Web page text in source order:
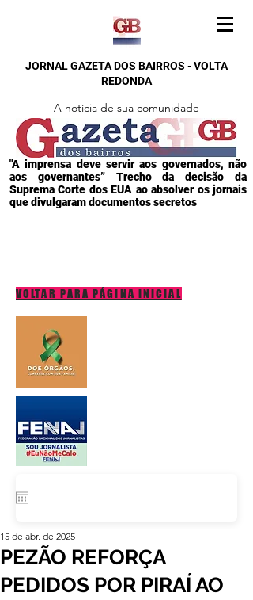
JORNAL GAZETA DOS BAIRROS - VOLTA
REDONDA
A notícia de sua comunidade
"A imprensa deve servir aos governados, não
aos governantes” Trecho da decisão da
Suprema Corte dos EUA ao absolver os jornais
que divulgaram documentos secretos
VOLTAR PARA PÁGINA INICIAL
PEZÃO REFORÇA
PEDIDOS POR PIRAÍ AO
15 de abr. de 2025